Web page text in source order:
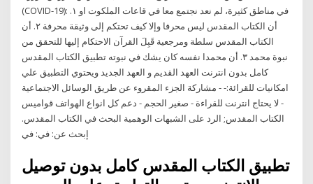
(COVID-19): في مناطق كثيرة، لم نعد نجتمع معا في قاعات الملكوت او ‏١.
أن الكتاب المقدس ليس محرفا وإلا كيف تحتكم إلى وثيقة محرفة ‏٢. أن
الكتاب المقدس سلطة ومرجعية قَبِلَ القرآن الاحتكام إليها للتحقق من
نبوة محمد ‏٣. أن محمدا نفسه كان يشك في نبوته تطبيق الكتاب المقدس
كامل بدون انترنت العهد القديم و العهد الجديد ويحتوي التطبيق علي
امكانيات للقرائة:- - مشاركة الجزء المقروء عن طريق الوسائل الاجتماعية
- لا يحتاج انترنت للقراءة - صغير الحجم - دعم كل انواع الهواتف قواميس
الكتاب المقدس; الرد على الشبهات الوهمية البحث في الكتاب المقدس.
إبحث عن: في: في
تطبيق الكتاب المقدس كامل بدون توصيل